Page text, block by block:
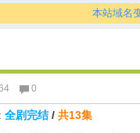
本站域名
0
全剧完结/ 共13集